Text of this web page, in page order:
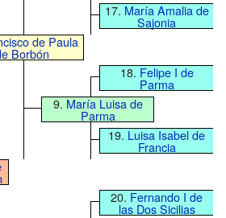
17. María Amalia de
Sajonia
de Paula
Borbón
18. Felipe I de
Parma
9. María Luisa de
Parma
19. Luisa Isabel de
Francia
20. Fernando I de
las Dos Sicilias